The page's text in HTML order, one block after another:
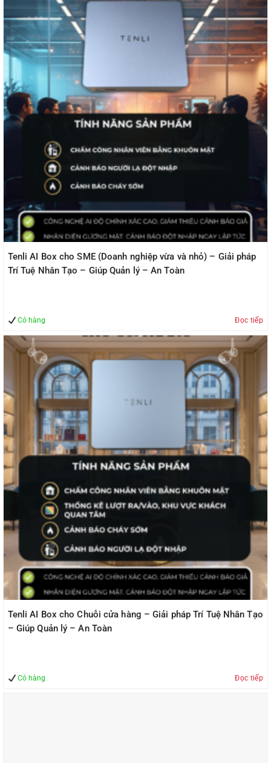
Tenli AI Box cho SME (Doanh nghiệp vừa và nhỏ) – Giải pháp
Trí Tuệ Nhân Tạo – Giúp Quản lý – An Toàn
Có hàng Đọc tiếp
Tenli AI Box cho Chuỗi cửa hàng – Giải pháp Trí Tuệ Nhân Tạo
– Giúp Quản lý – An Toàn
Có hàng Đọc tiếp